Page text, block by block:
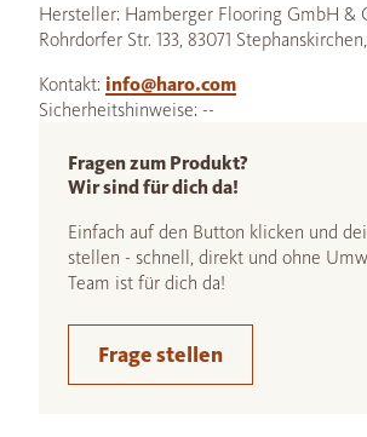
Hersteller: Hamberger Flooring GmbH &
Rohrdorfer Str. 133, 83071
Kontakt: info@haro.com
Sicherheitshinweise: --
Fragen zum Produkt?
Wir sind für dich da!
Einfach auf den Button klicken und
stellen - schnell, direkt und ohne
Team ist für dich da!
Frage stellen